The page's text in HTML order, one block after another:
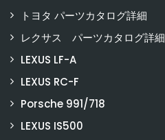
トヨタ パーツカタログ詳細
レクサス パーツカタログ詳細
LEXUS LF-A
LEXUS RC-F
Porsche 991/718
LEXUS IS500